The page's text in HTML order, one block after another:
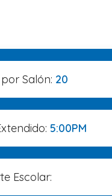
Salón: 20
5:00PM
Escolar: